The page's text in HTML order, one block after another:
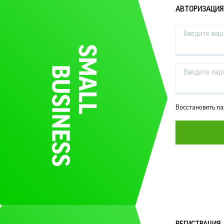
АВТОРИЗАЦИЯ
Введите
Введите
Восстановить